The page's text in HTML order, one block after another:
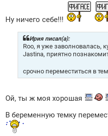
Ну ничего себе!!!
Ирия писал(а):
Roo, я уже заволновалась,
Jastina, приятно
срочно переместиться в
Ой, ты ж моя хорошая
В беременную темку